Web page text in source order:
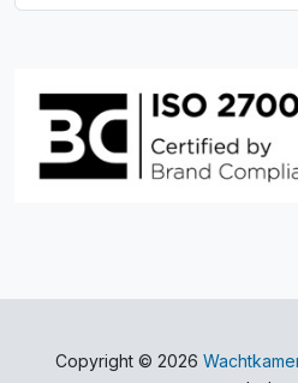
Copyright © 2026